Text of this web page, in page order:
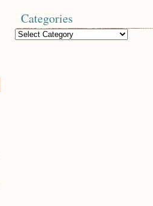
Categories
Categories